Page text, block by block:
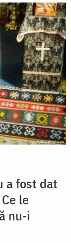
a fost dat
le
nu-i